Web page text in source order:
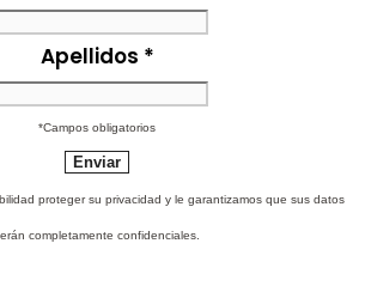
Apellidos *
*Campos obligatorios
proteger su privacidad y le garantizamos que sus datos
completamente confidenciales.